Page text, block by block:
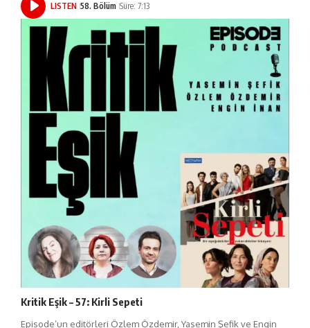
LISTEN 58. Bölüm Süre: 7:13
Kritik Eşik – 57: Kirli Sepeti
Episode’un editörleri Özlem Özdemir, Yasemin Şefik ve Engin